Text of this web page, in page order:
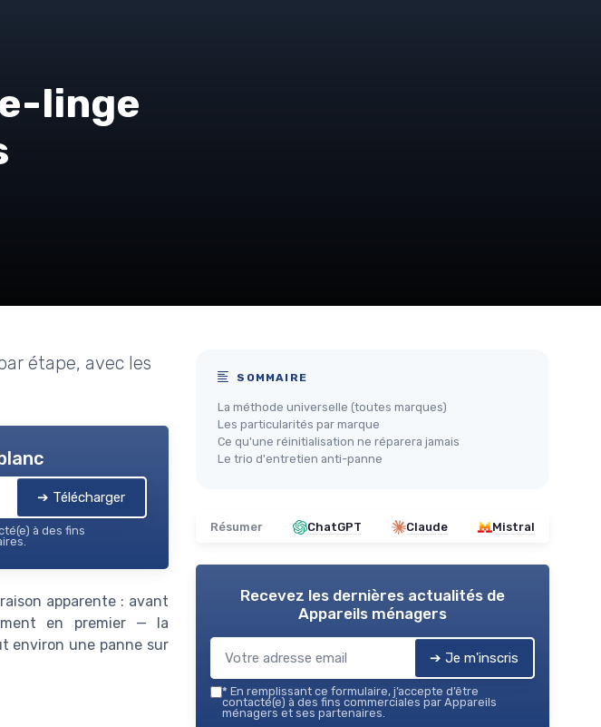
linge
étape, avec les
➔ Télécharger
à des fins
apparente : avant
en premier — la
environ une panne sur
SOMMAIRE
La méthode universelle (toutes marques)
Les particularités par marque
Ce qu'une réinitialisation ne réparera jamais
Le trio d'entretien anti-panne
Résumer ChatGPT Claude Mistral
Recevez les dernières actualités de
Appareils ménagers
➔ Je m'inscris
* En remplissant ce formulaire, j’accepte d’être
contacté(e) à des fins commerciales par Appareils
ménagers et ses partenaires.